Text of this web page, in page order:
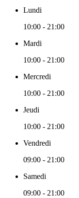
Lundi
10:00 - 21:00
Mardi
10:00 - 21:00
Mercredi
10:00 - 21:00
Jeudi
10:00 - 21:00
Vendredi
09:00 - 21:00
Samedi
09:00 - 21:00